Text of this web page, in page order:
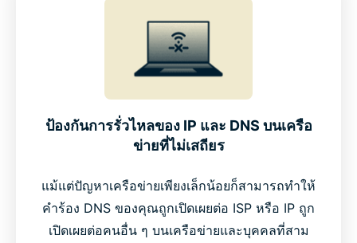
ป้องกันการรั่วไหลของ IP และ DNS บนเครือ
ข่ายที่ไม่เสถียร
แม้แต่ปัญหาเครือข่ายเพียงเล็กน้อยก็สามารถทำให้
คำร้อง DNS ของคุณถูกเปิดเผยต่อ ISP หรือ IP ถูก
เปิดเผยต่อคนอื่น ๆ บนเครือข่ายและบุคคลที่สาม